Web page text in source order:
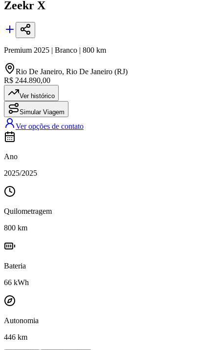
Zeekr X
Premium 2025 | Branco | 800 km
Rio De Janeiro, Rio De Janeiro (RJ)
R$ 244.890,00
Ver histórico
Simular Viagem
Ver opções de contato
Ano
2025/2025
Quilometragem
800 km
Bateria
66 kWh
Autonomia
446 km